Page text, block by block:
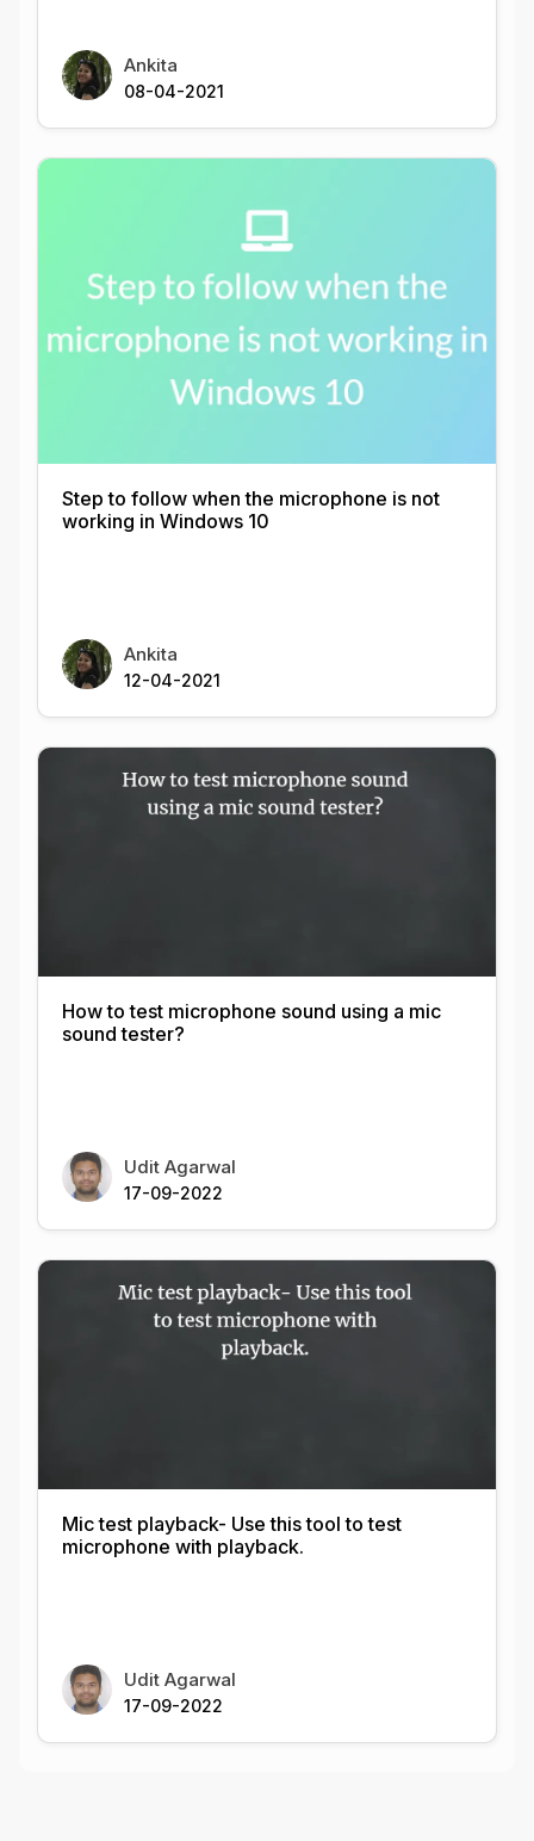
Ankita
08-04-2021
Step to follow when the microphone is not
working in Windows 10
Ankita
12-04-2021
How to test microphone sound using a mic
sound tester?
Udit Agarwal
17-09-2022
Mic test playback- Use this tool to test
microphone with playback.
Udit Agarwal
17-09-2022